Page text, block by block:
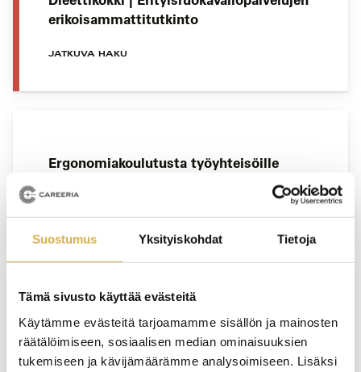
Suostumus Yksityiskohdat Tietoja
Tämä sivusto käyttää evästeitä
Käytämme evästeitä tarjoamamme sisällön ja mainosten
räätälöimiseen, sosiaalisen median ominaisuuksien
tukemiseen ja kävijämäärämme analysoimiseen. Lisäksi
erikoisammattitutkinto
JATKUVA HAKU
Ergonomiakoulutusta työyhteisöille
YRITYSKOHTAINEN KOULUTUS
Henkilöstöpalvelut | Liiketoiminnan
ammattitutkinnon osa
JATKUVA HAKU